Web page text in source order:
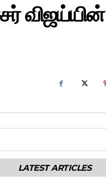
விஜய்யின்
LATEST ARTICLES